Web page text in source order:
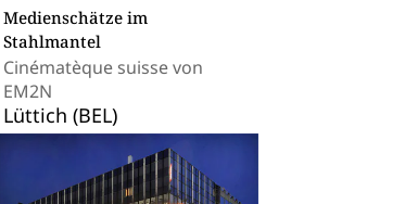
Medienschätze im
Stahlmantel
Cinématèque suisse von
EM2N
Lüttich (BEL)